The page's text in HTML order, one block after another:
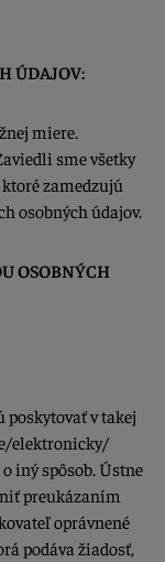
ÚDAJOV:
miere.
sme všetky
zamedzujú
osobných údajov.
OSOBNÝCH
poskytovať v takej
elektronicky/
iný spôsob. Ústne
preukázaním
oprávnené
podáva žiadosť,